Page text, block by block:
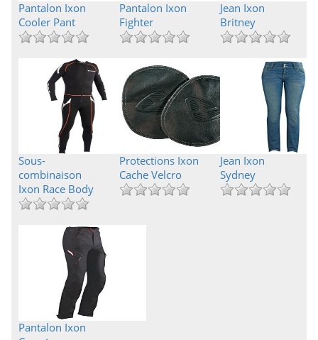
Pantalon Ixon
Cooler Pant
Pantalon Ixon
Fighter
Jean Ixon
Britney
Sous-
combinaison
Ixon Race Body
Protections Ixon
Cache Velcro
Jean Ixon
Sydney
Pantalon Ixon